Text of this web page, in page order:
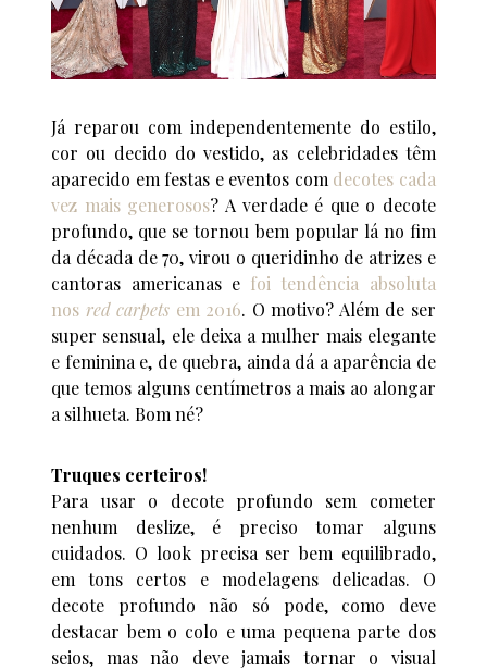
Já reparou com independentemente do estilo,
cor ou decido do vestido, as celebridades têm
aparecido em festas e eventos com decotes cada
vez mais generosos? A verdade é que o decote
profundo, que se tornou bem popular lá no fim
da década de 70, virou o queridinho de atrizes e
cantoras americanas e foi tendência absoluta
nos red carpets em 2016. O motivo? Além de ser
super sensual, ele deixa a mulher mais elegante
e feminina e, de quebra, ainda dá a aparência de
que temos alguns centímetros a mais ao alongar
a silhueta. Bom né?
Truques certeiros!
Para usar o decote profundo sem cometer
nenhum deslize, é preciso tomar alguns
cuidados. O look precisa ser bem equilibrado,
em tons certos e modelagens delicadas. O
decote profundo não só pode, como deve
destacar bem o colo e uma pequena parte dos
seios, mas não deve jamais tornar o visual